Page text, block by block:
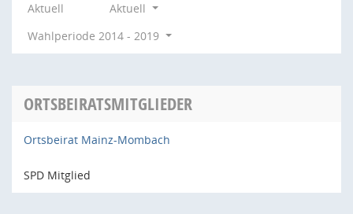
Aktuell
Aktuell
Wahlperiode 2014 - 2019
ORTSBEIRATSMITGLIEDER
Ortsbeirat Mainz-Mombach
SPD Mitglied